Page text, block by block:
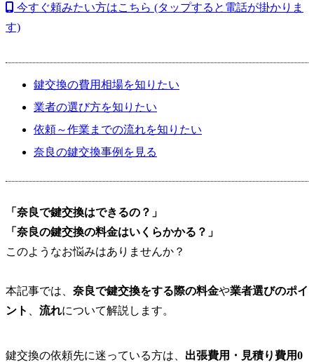
今すぐ頼みたい方はこちら (タップすると電話が掛かりま
す)
鍵交換の費用相場を知りたい
業者の選び方を知りたい
依頼～作業までの流れを知りたい
奈良の鍵交換事例を見る
「奈良で鍵交換はできるの？」
「奈良の鍵交換の料金はいくらかかる？」
このようなお悩みはありませんか？
本記事では、 奈良で鍵交換をする際の料金や業者選びのポイ
ント
流れについて解説します。
鍵交換の依頼先に迷っている方は、 出張費用・見積り費用0